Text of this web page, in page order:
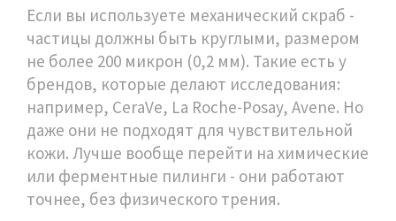
Если вы используете механический скраб -
частицы должны быть круглыми, размером
не более 200 микрон (0,2 мм). Такие есть у
брендов, которые делают исследования:
например, CeraVe, La Roche-Posay, Avene. Но
даже они не подходят для чувствительной
кожи. Лучше вообще перейти на химические
или ферментные пилинги - они работают
точнее, без физического трения.